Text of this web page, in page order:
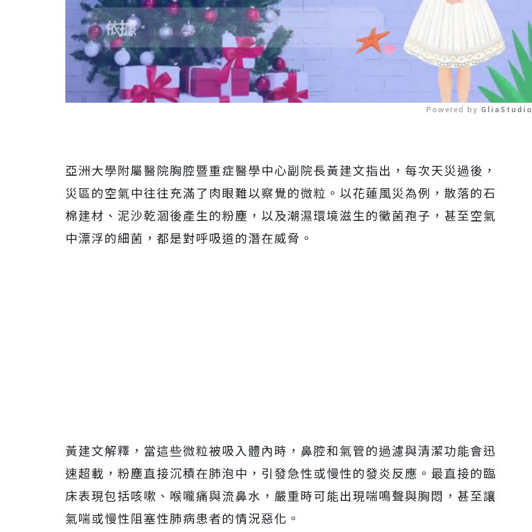
Powered by
亞洲大學附屬醫院胸腔暨重症醫學中心副院長黃建文指出，每次天災過後，
災區的空氣中往往充滿了肉眼難以察覺的微粒。以花蓮風災為例，散落的石
棉建材、泥沙乾涸後產生的粉塵，以及潮濕環境滋生的黴菌孢子，甚至空氣
中漂浮的細菌，都是對呼吸道的潛在威脅。
黃建文解釋，當這些微粒被吸入體內時，鼻腔和氣管的過濾與清潔功能會迅
速超載，粉塵直接沉積在肺泡中，引發急性或慢性的發炎反應。最直接的臨
床表現包括咳嗽、喉嚨痛與流鼻水，嚴重時可能出現喘鳴聲與胸悶，甚至讓
氣喘或慢性阻塞性肺病患者的情況惡化。